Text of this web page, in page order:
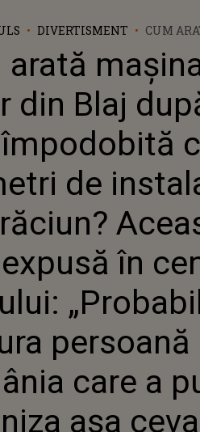
DIVERTISMENT
CUM
DUPĂ CE
METRI
DE
FOST
SINGURA
DIN
PUTUT
CEVA
arată
din Blaj
de
în
persoană
care a
așa ceva